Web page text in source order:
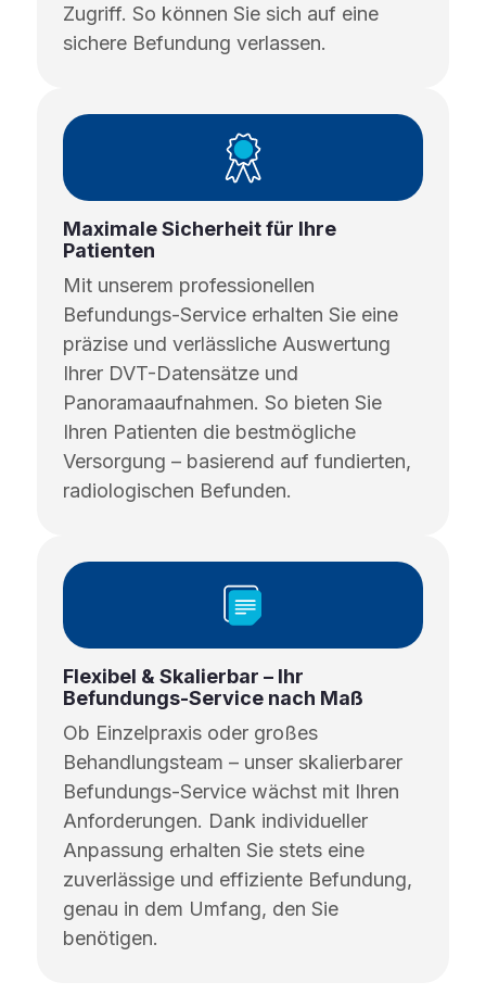
Zugriff. So können Sie sich auf eine
sichere Befundung verlassen.
Maximale Sicherheit für Ihre
Patienten
Mit unserem professionellen
Befundungs-Service erhalten Sie eine
präzise und verlässliche Auswertung
Ihrer DVT-Datensätze und
Panoramaaufnahmen. So bieten Sie
Ihren Patienten die bestmögliche
Versorgung – basierend auf fundierten,
radiologischen Befunden.
Flexibel & Skalierbar – Ihr
Befundungs-Service nach Maß
Ob Einzelpraxis oder großes
Behandlungsteam – unser skalierbarer
Befundungs-Service wächst mit Ihren
Anforderungen. Dank individueller
Anpassung erhalten Sie stets eine
zuverlässige und effiziente Befundung,
genau in dem Umfang, den Sie
benötigen.